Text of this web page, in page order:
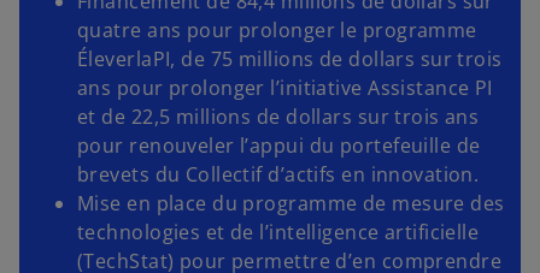
quatre ans pour prolonger le programme
ÉleverlaPI, de 75 millions de dollars sur trois
ans pour prolonger l’initiative Assistance PI
et de 22,5 millions de dollars sur trois ans
pour renouveler l’appui du portefeuille de
brevets du Collectif d’actifs en innovation.
Mise en place du programme de mesure des
technologies et de l’intelligence artificielle
(TechStat) pour permettre d’en comprendre